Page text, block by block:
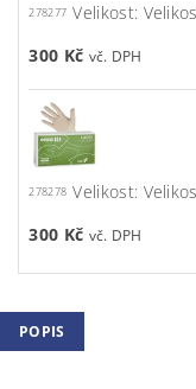
278277 Velikost:
300 Kč
278278 Velikost:
300 Kč
POPIS